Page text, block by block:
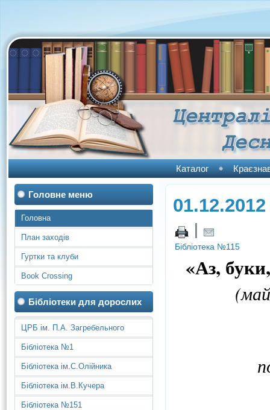
Каталог
Головне меню
Головна
План заходів
Гуртки та клуби
Book Crossing
Бібліотеки для дорослих
ЦРБ ім. П.А. Загребельного
Бібліотека №1
Бібліотека ім.С.Олійника
Бібліотека ім.В.Кучера
Бібліотека №151
01.12.2012
|
Бібліотека №115
«Аз,